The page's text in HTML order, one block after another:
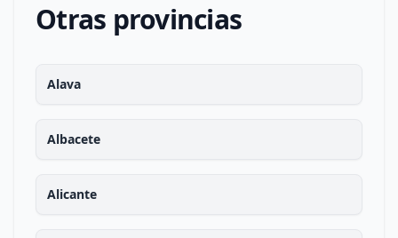
Otras provincias
Alava
Albacete
Alicante